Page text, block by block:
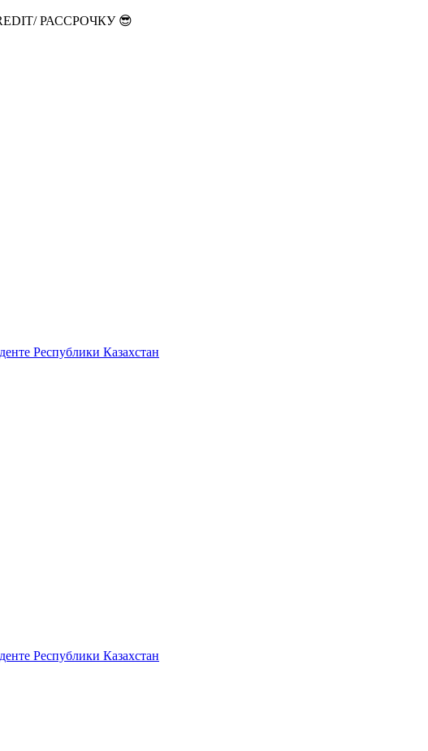
РАССРОЧКУ 😎
Республики Казахстан
Республики Казахстан